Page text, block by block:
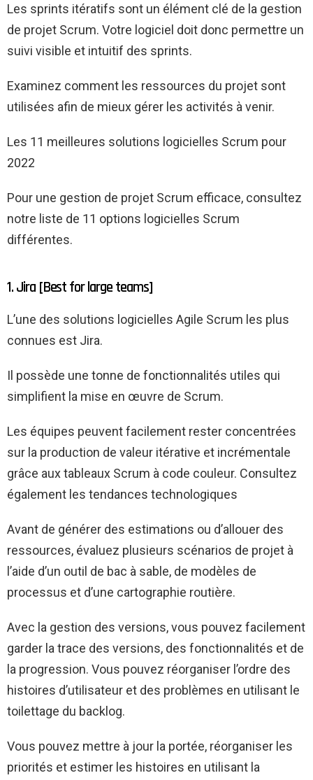
Les sprints itératifs sont un élément clé de la gestion
de projet Scrum. Votre logiciel doit donc permettre un
suivi visible et intuitif des sprints.
Examinez comment les ressources du projet sont
utilisées afin de mieux gérer les activités à venir.
Les 11 meilleures solutions logicielles Scrum pour
2022
Pour une gestion de projet Scrum efficace, consultez
notre liste de 11 options logicielles Scrum
différentes.
1. Jira [Best for large teams]
L’une des solutions logicielles Agile Scrum les plus
connues est Jira.
Il possède une tonne de fonctionnalités utiles qui
simplifient la mise en œuvre de Scrum.
Les équipes peuvent facilement rester concentrées
sur la production de valeur itérative et incrémentale
grâce aux tableaux Scrum à code couleur. Consultez
également les tendances technologiques
Avant de générer des estimations ou d’allouer des
ressources, évaluez plusieurs scénarios de projet à
l’aide d’un outil de bac à sable, de modèles de
processus et d’une cartographie routière.
Avec la gestion des versions, vous pouvez facilement
garder la trace des versions, des fonctionnalités et de
la progression. Vous pouvez réorganiser l’ordre des
histoires d’utilisateur et des problèmes en utilisant le
toilettage du backlog.
Vous pouvez mettre à jour la portée, réorganiser les
priorités et estimer les histoires en utilisant la